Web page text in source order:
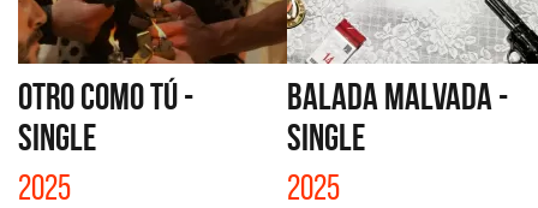
OTRO COMO TÚ -
SINGLE
2025
BALADA MALVADA -
SINGLE
2025